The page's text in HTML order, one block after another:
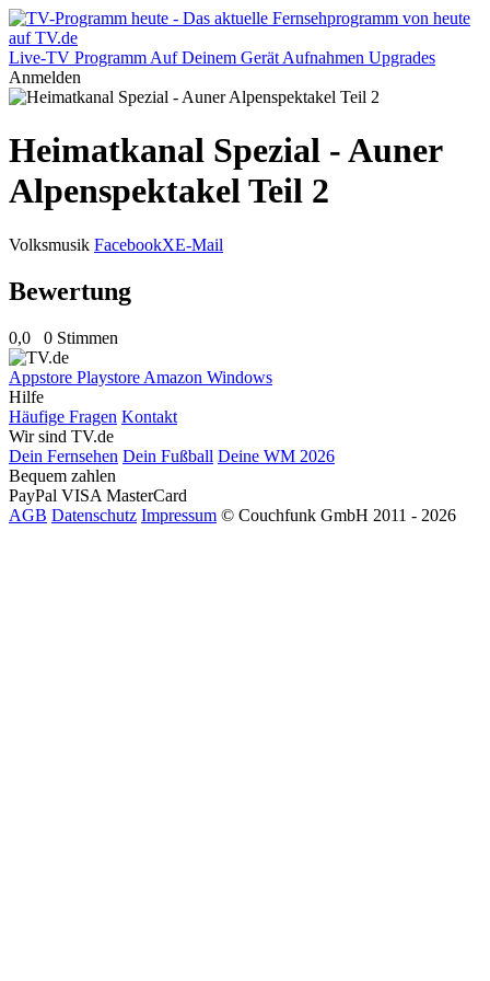
Live-TV Programm Auf Deinem Gerät Aufnahmen Upgrades
Anmelden
Heimatkanal Spezial - Auner
Alpenspektakel Teil 2
Volksmusik FacebookXE-Mail
Bewertung
0,0 0 Stimmen
Appstore Playstore Amazon Windows
Hilfe
Häufige Fragen Kontakt
Wir sind TV.de
Dein Fernsehen Dein Fußball Deine WM 2026
Bequem zahlen
PayPal VISA MasterCard
AGB Datenschutz Impressum © Couchfunk GmbH 2011 - 2026